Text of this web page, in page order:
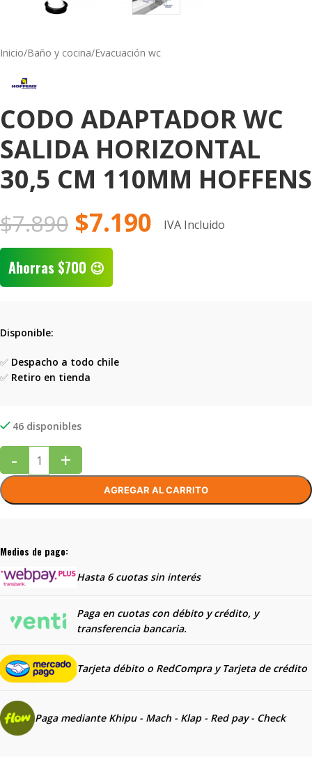
Inicio/Baño y cocina/Evacuación wc
CODO ADAPTADOR WC
SALIDA HORIZONTAL
30,5 CM 110MM HOFFENS
$7.890 $7.190 IVA Incluido
Ahorras $700 😉
Disponible:
✅ Despacho a todo chile
✅ Retiro en tienda
46 disponibles
- +
AGREGAR AL CARRITO
Medios de pago:
Hasta 6 cuotas sin interés
Paga en cuotas con débito y crédito, y
transferencia bancaria.
Tarjeta débito o RedCompra y Tarjeta de crédito
Paga mediante Khipu - Mach - Klap - Red pay - Check